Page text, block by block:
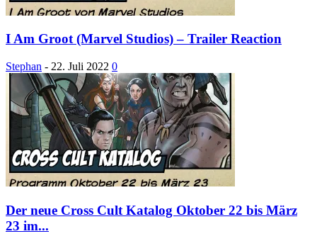
I Am Groot (Marvel Studios) – Trailer Reaction
Stephan - 22. Juli 2022 0
Der neue Cross Cult Katalog Oktober 22 bis März
23 im...